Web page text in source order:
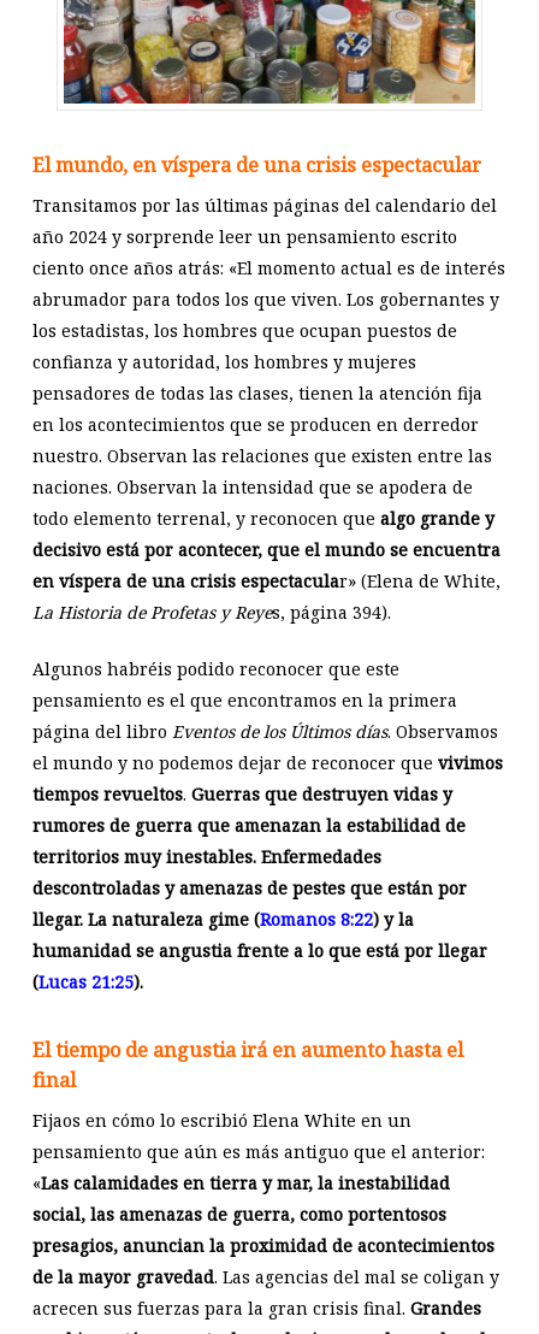
El mundo, en víspera de una crisis espectacular
Transitamos por las últimas páginas del calendario del
año 2024 y sorprende leer un pensamiento escrito
ciento once años atrás: «El momento actual es de interés
abrumador para todos los que viven. Los gobernantes y
los estadistas, los hombres que ocupan puestos de
confianza y autoridad, los hombres y mujeres
pensadores de todas las clases, tienen la atención fija
en los acontecimientos que se producen en derredor
nuestro. Observan las relaciones que existen entre las
naciones. Observan la intensidad que se apodera de
todo elemento terrenal, y reconocen que algo grande y
decisivo está por acontecer, que el mundo se encuentra
en víspera de una crisis espectacular» (Elena de White,
La Historia de Profetas y Reyes, página 394).
Algunos habréis podido reconocer que este
pensamiento es el que encontramos en la primera
página del libro Eventos de los Últimos días. Observamos
el mundo y no podemos dejar de reconocer que vivimos
tiempos revueltos. Guerras que destruyen vidas y
rumores de guerra que amenazan la estabilidad de
territorios muy inestables. Enfermedades
descontroladas y amenazas de pestes que están por
llegar. La naturaleza gime (Romanos 8:22) y la
humanidad se angustia frente a lo que está por llegar
(Lucas 21:25).
El tiempo de angustia irá en aumento hasta el
final
Fijaos en cómo lo escribió Elena White en un
pensamiento que aún es más antiguo que el anterior:
«Las calamidades en tierra y mar, la inestabilidad
social, las amenazas de guerra, como portentosos
presagios, anuncian la proximidad de acontecimientos
de la mayor gravedad. Las agencias del mal se coligan y
acrecen sus fuerzas para la gran crisis final. Grandes